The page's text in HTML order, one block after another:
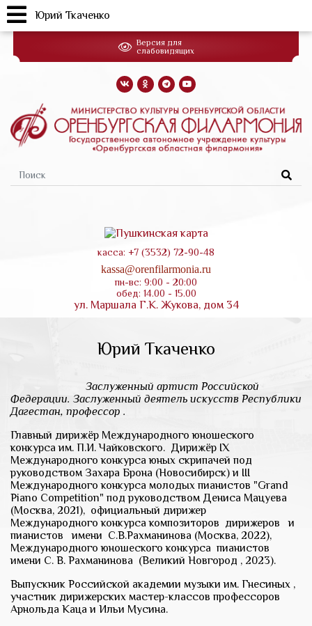
Перейти
основному
Форма
поиска
касса: +7 (3532) 72-90-48
kassa@orenfilarmonia.ru
пн-вс: 9:00 - 20:00
обед: 14.00 - 15.00
ул. Маршала Г.К. Жукова, дом 34
Версия для
слабовидящих
Юрий Ткаченко
Заслуженный артист Российской
Федерации. Заслуженный деятель искусств Республики
Дагестан, профессор .
Главный дирижёр Международного юношеского
конкурса им. П.И. Чайковского. Дирижёр IX
Международного конкурса юных скрипачей под
руководством Захара Брона (Новосибирск) и III
Международного конкурса молодых пианистов "Grand
Piano Competition" под руководством Дениса Мацуева
(Москва, 2021), официальный дирижер
Международного конкурса композиторов дирижеров и
пианистов имени С.В.Рахманинова (Москва, 2022),
Международного юношеского конкурса пианистов
имени С. В. Рахманинова (Великий Новгород , 2023).
Выпускник Российской академии музыки им. Гнесиных ,
участник дирижерских мастер-классов профессоров
Арнольда Каца и Ильи Мусина.
Юрий Ткаченко